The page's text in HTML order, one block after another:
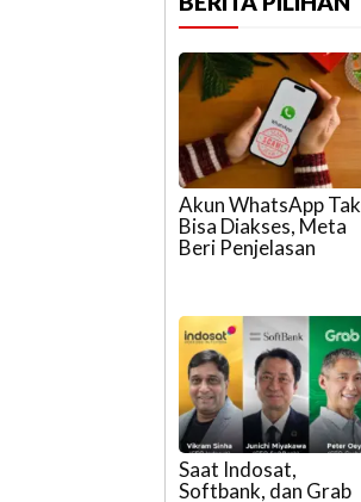
Akun WhatsApp Tak
Bisa Diakses, Meta
Beri Penjelasan
Saat Indosat,
Softbank, dan Grab